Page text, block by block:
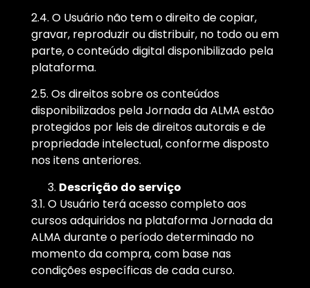
2.4. O Usuário não tem o direito de copiar,
gravar, reproduzir ou distribuir, no todo ou em
parte, o conteúdo digital disponibilizado pela
plataforma.
2.5. Os direitos sobre os conteúdos
disponibilizados pela Jornada da ALMA estão
protegidos por leis de direitos autorais e de
propriedade intelectual, conforme disposto
nos itens anteriores.
Descrição do serviço
3.1. O Usuário terá acesso completo aos
cursos adquiridos na plataforma Jornada da
ALMA durante o período determinado no
momento da compra, com base nas
condições específicas de cada curso.